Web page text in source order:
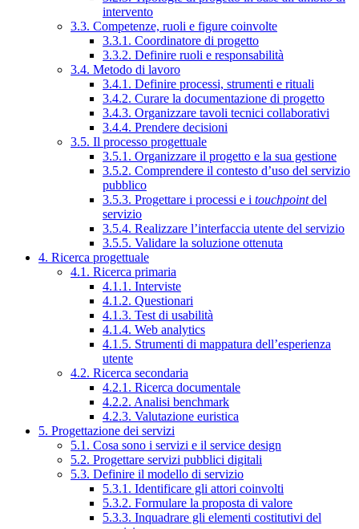
intervento
3.3. Competenze, ruoli e figure coinvolte
3.3.1. Coordinatore di progetto
3.3.2. Definire ruoli e responsabilità
3.4. Metodo di lavoro
3.4.1. Definire processi, strumenti e rituali
3.4.2. Curare la documentazione di progetto
3.4.3. Organizzare tavoli tecnici collaborativi
3.4.4. Prendere decisioni
3.5. Il processo progettuale
3.5.1. Organizzare il progetto e la sua gestione
3.5.2. Comprendere il contesto d’uso del servizio
pubblico
3.5.3. Progettare i processi e i touchpointdel
servizio
3.5.4. Realizzare l’interfaccia utente del servizio
3.5.5. Validare la soluzione ottenuta
4. Ricerca progettuale
4.1. Ricerca primaria
4.1.1. Interviste
4.1.2. Questionari
4.1.3. Test di usabilità
4.1.4. Web analytics
4.1.5. Strumenti di mappatura dell’esperienza
utente
4.2. Ricerca secondaria
4.2.1. Ricerca documentale
4.2.2. Analisi benchmark
4.2.3. Valutazione euristica
5. Progettazione dei servizi
5.1. Cosa sono i servizi e il service design
5.2. Progettare servizi pubblici digitali
5.3. Definire il modello di servizio
5.3.1. Identificare gli attori coinvolti
5.3.2. Formulare la proposta di valore
5.3.3. Inquadrare gli elementi costitutivi del